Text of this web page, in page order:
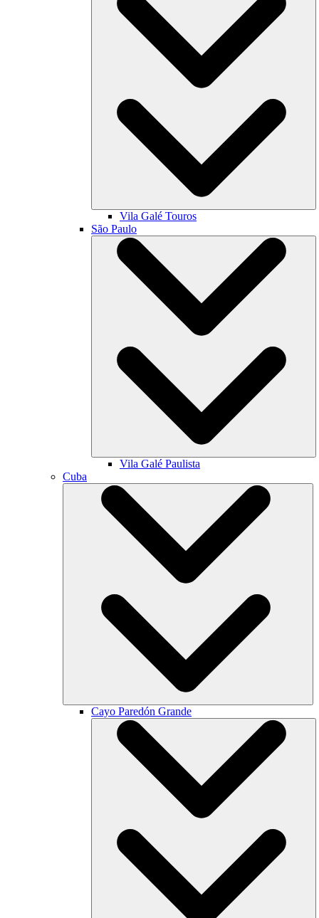
Vila Galé Touros
São Paulo
Vila Galé Paulista
Cuba
Cayo Paredón Grande